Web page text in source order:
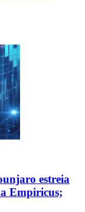
estreia
Empiricus;